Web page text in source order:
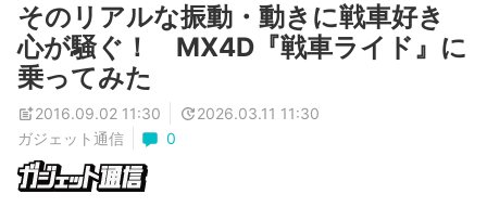
そのリアルな振動・動きに戦車好き
心が騒ぐ！ MX4D『戦車ライド』に
乗ってみた
2016.09.02 11:30
2026.03.11 11:30
ガジェット通信
0